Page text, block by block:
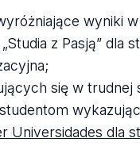
wyniki
z Pasją”
się w trudnej
Universidades dla